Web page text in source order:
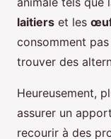
laitiers et les
consomment
trouver des
Heureusement,
assurer un
recourir à des